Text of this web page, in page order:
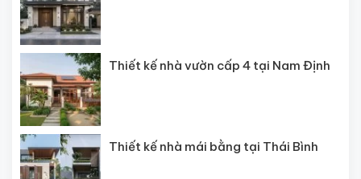
Thiết kế nhà vườn cấp 4 tại Nam Định
Thiết kế nhà mái bằng tại Thái Bình